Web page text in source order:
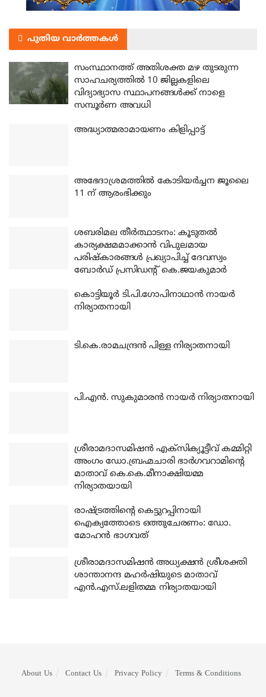
പുതിയ വാർത്തകൾ
സംസ്ഥാനത്ത് അതിശക്ത മഴ തുടരുന്ന
സാഹചര്യത്തിൽ 10 ജില്ലകളിലെ
വിദ്യാഭ്യാസ സ്ഥാപനങ്ങൾക്ക് നാളെ
സമ്പൂർണ അവധി
അദ്ധ്യാത്മരാമായണം കിളിപ്പാട്ട്
അഭേദാശ്രമത്തില്‍ കോടിയര്‍ച്ചന ജൂലൈ
11 ന് ആരംഭിക്കും
ശബരിമല തീര്‍ത്ഥാടനം: കൂടുതല്‍
കാര്യക്ഷമമാക്കാന്‍ വിപുലമായ
പരിഷ്‌കാരങ്ങള്‍ പ്രഖ്യാപിച്ച് ദേവസ്വം
ബോര്‍ഡ് പ്രസിഡന്റ് കെ.ജയകുമാര്‍
കൊട്ടിയൂര്‍ ടി.പി.ഗോപിനാഥാന്‍ നായര്‍
നിര്യാതനായി
ടി.കെ.രാമചന്ദ്രന്‍ പിള്ള നിര്യാതനായി
പി.എന്‍. സുകുമാരന്‍ നായര്‍ നിര്യാതനായി
ശ്രീരാമദാസമിഷന്‍ എക്‌സിക്യൂട്ടീവ് കമ്മിറ്റി
അംഗം ഡോ.ബ്രഹ്മചാരി ഭാര്‍ഗവറാമിന്റെ
മാതാവ് കെ.കെ.മീനാക്ഷിയമ്മ
നിര്യാതയായി
രാഷ്ട്രത്തിന്റെ കെട്ടുറപ്പിനായി
ഐക്യത്തോടെ ഒത്തുചേരണം: ഡോ.
മോഹന്‍ ഭാഗവത്
ശ്രീരാമദാസമിഷന്‍ അധ്യക്ഷന്‍ ശ്രീശക്തി
ശാന്താനന്ദ മഹര്‍ഷിയുടെ മാതാവ്
എന്‍.എസ്.ലളിതമ്മ നിര്യാതയായി
About Us Contact Us Privacy Policy Terms & Conditions